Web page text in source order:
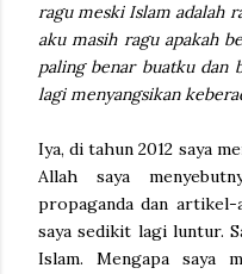
ragu meski Islam adalah
aku masih ragu apakah
paling benar buatku dan
lagi menyangsikan
Iya, di tahun 2012 saya
Allah saya
propaganda dan artikel-
saya sedikit lagi luntur.
Islam. Mengapa saya